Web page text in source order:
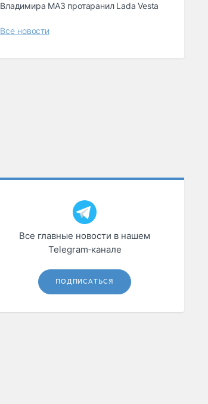
Владимира МАЗ протаранил Lada Vesta
Все новости
Все главные новости в нашем
Telegram‑канале
ПОДПИСАТЬСЯ